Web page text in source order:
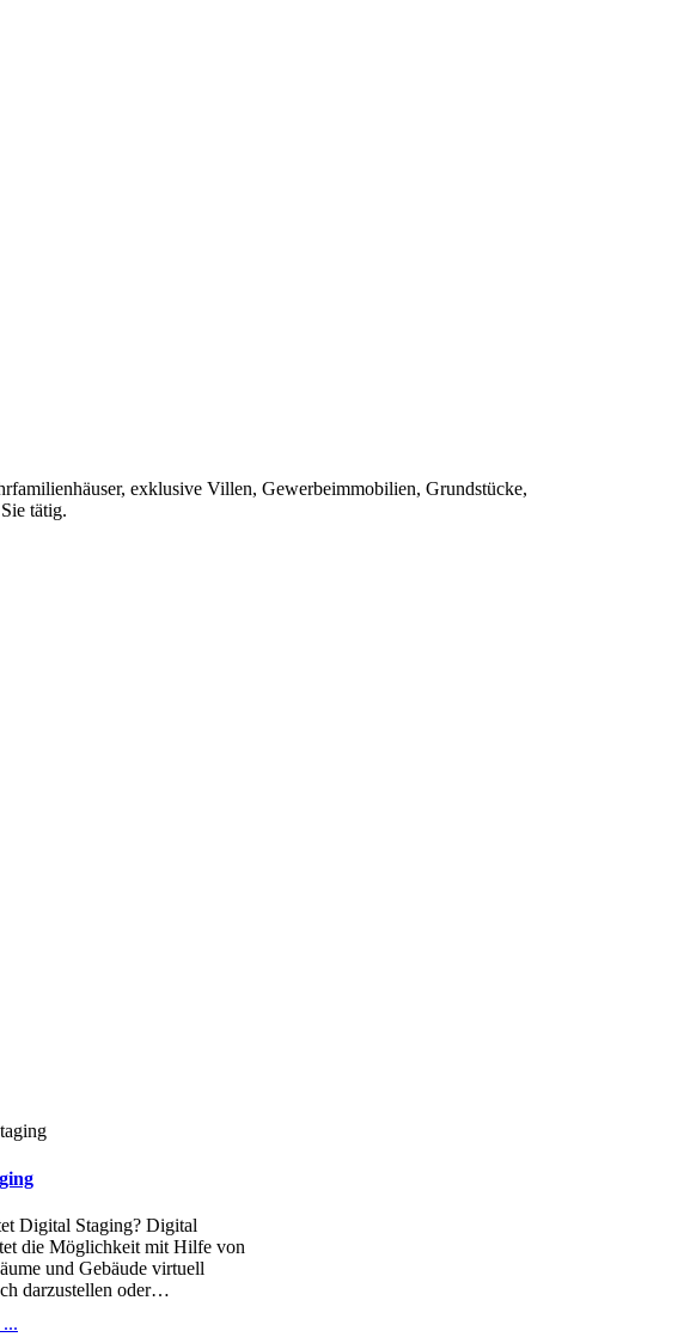
exklusive Villen, Gewerbeimmobilien, Grundstücke,
tätig.
Digital Staging? Digital
die Möglichkeit mit Hilfe von
und Gebäude virtuell
darzustellen oder…